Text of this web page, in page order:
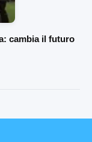
cambia il futuro